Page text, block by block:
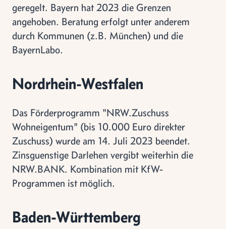
geregelt. Bayern hat 2023 die Grenzen
angehoben. Beratung erfolgt unter anderem
durch Kommunen (z.B. München) und die
BayernLabo.
Nordrhein-Westfalen
Das Förderprogramm "NRW.Zuschuss
Wohneigentum" (bis 10.000 Euro direkter
Zuschuss) wurde am 14. Juli 2023 beendet.
Zinsguenstige Darlehen vergibt weiterhin die
NRW.BANK. Kombination mit KfW-
Programmen ist möglich.
Baden-Württemberg